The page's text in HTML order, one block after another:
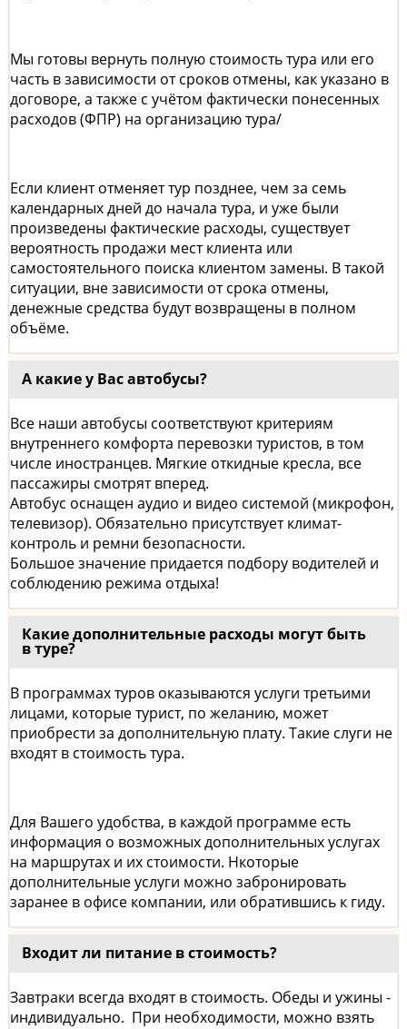
Мы готовы вернуть полную стоимость тура или его
часть в зависимости от сроков отмены, как указано в
договоре, а также с учётом фактически понесенных
расходов (ФПР) на организацию тура/
Если клиент отменяет тур позднее, чем за семь
календарных дней до начала тура, и уже были
произведены фактические расходы, существует
вероятность продажи мест клиента или
самостоятельного поиска клиентом замены. В такой
ситуации, вне зависимости от срока отмены,
денежные средства будут возвращены в полном
объёме.
А какие у Вас автобусы?
Все наши автобусы соответствуют критериям
внутреннего комфорта перевозки туристов, в том
числе иностранцев. Мягкие откидные кресла, все
пассажиры смотрят вперед.
Автобус оснащен аудио и видео системой (микрофон,
телевизор). Обязательно присутствует климат-
контроль и ремни безопасности.
Большое значение придается подбору водителей и
соблюдению режима отдыха!
Какие дополнительные расходы могут быть
в туре?
В программах туров оказываются услуги третьими
лицами, которые турист, по желанию, может
приобрести за дополнительную плату. Такие слуги не
входят в стоимость тура.
Для Вашего удобства, в каждой программе есть
информация о возможных дополнительных услугах
на маршрутах и их стоимости. Нкоторые
дополнительные услуги можно забронировать
заранее в офисе компании, или обратившись к гиду.
Входит ли питание в стоимость?
Завтраки всегда входят в стоимость. Обеды и ужины -
индивидуально. При необходимости, можно взять